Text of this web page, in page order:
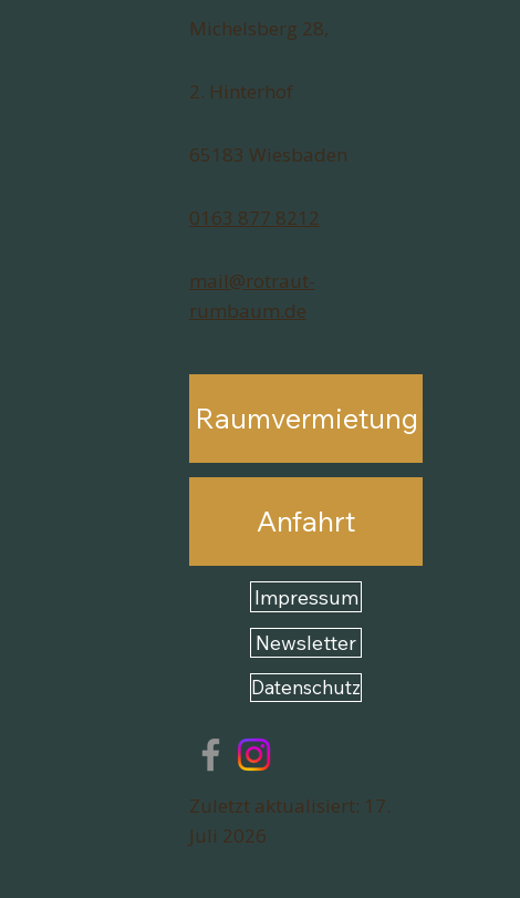
Michelsberg 28,
2. Hinterhof
65183 Wiesbaden
0163 877 8212
mail@rotraut-
rumbaum.de
Raumvermietung
Anfahrt
Impressum
Newsletter
Datenschutz
Zuletzt aktualisiert: 17.
Juli 2026